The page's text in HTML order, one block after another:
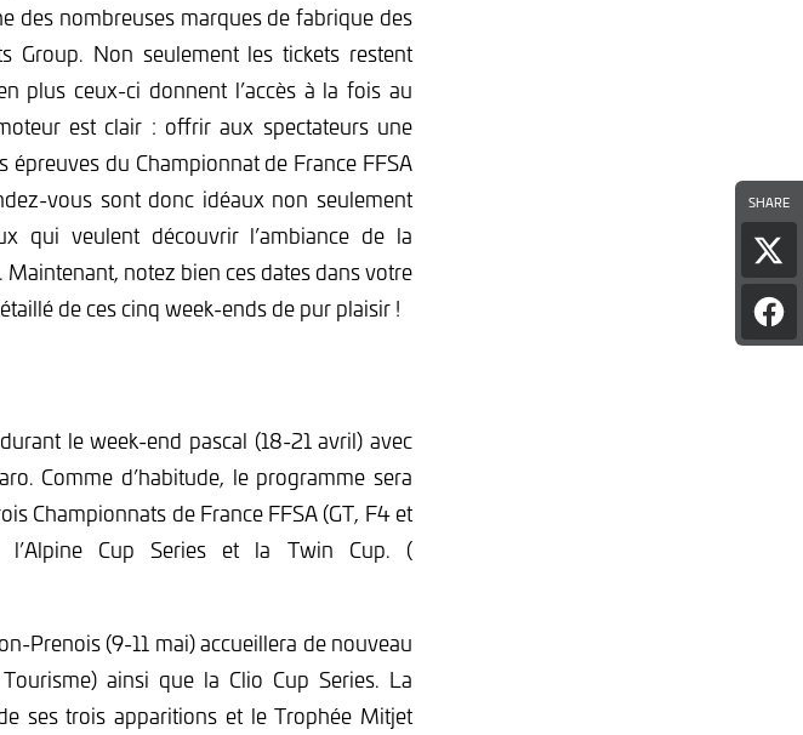
SHARE
sur
X
des nombreuses marques de fabrique des
Group. Non seulement les tickets restent
plus ceux-ci donnent l’accès à la fois au
est clair : offrir aux spectateurs une
du Championnat de France FFSA
vous sont donc idéaux non seulement
qui veulent découvrir l’ambiance de la
notez bien ces dates dans votre
de ces cinq week-ends de pur plaisir !
le week-end pascal (18-21 avril) avec
Comme d’habitude, le programme sera
Championnats de France FFSA (GT, F4 et
l’Alpine Cup Series et la Twin Cup. (
Prenois (9-11 mai) accueillera de nouveau
ainsi que la Clio Cup Series. La
ses trois apparitions et le Trophée Mitjet